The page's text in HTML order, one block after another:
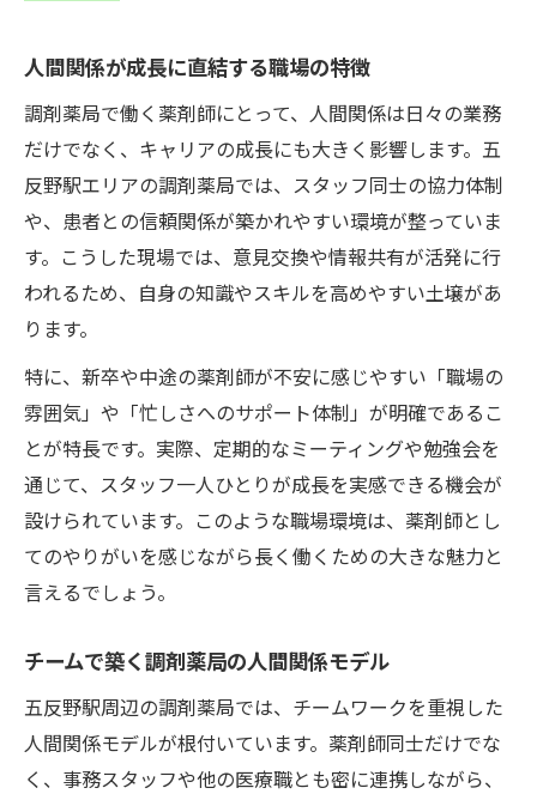
人間関係が成長に直結する職場の特徴
調剤薬局で働く薬剤師にとって、人間関係は日々の業務
だけでなく、キャリアの成長にも大きく影響します。五
反野駅エリアの調剤薬局では、スタッフ同士の協力体制
や、患者との信頼関係が築かれやすい環境が整っていま
す。こうした現場では、意見交換や情報共有が活発に行
われるため、自身の知識やスキルを高めやすい土壌があ
ります。
特に、新卒や中途の薬剤師が不安に感じやすい「職場の
雰囲気」や「忙しさへのサポート体制」が明確であるこ
とが特長です。実際、定期的なミーティングや勉強会を
通じて、スタッフ一人ひとりが成長を実感できる機会が
設けられています。このような職場環境は、薬剤師とし
てのやりがいを感じながら長く働くための大きな魅力と
言えるでしょう。
チームで築く調剤薬局の人間関係モデル
五反野駅周辺の調剤薬局では、チームワークを重視した
人間関係モデルが根付いています。薬剤師同士だけでな
く、事務スタッフや他の医療職とも密に連携しながら、